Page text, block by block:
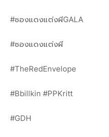
#ซองแดงแต่งผีGALA
#ซองแดงแต่งผี
#TheRedEnvelope
#Bbillkin #PPKritt
#GDH